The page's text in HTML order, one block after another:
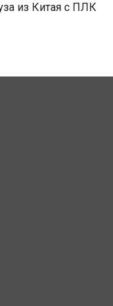
из Китая с ПЛК